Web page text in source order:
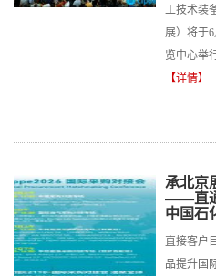
工技术装
展）将于
览中心举
【详情】
承北京
——直
中国石
直接客户
品提升国